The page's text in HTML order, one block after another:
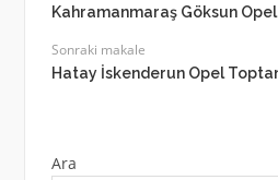
Kahramanmaraş Göksun
Sonraki makale
Hatay İskenderun Opel
Ara